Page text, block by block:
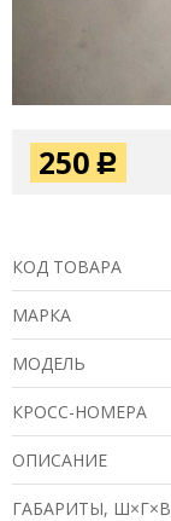
250 Р
КОД ТОВАРА
МАРКА
МОДЕЛЬ
КРОСС-НОМЕРА
ОПИСАНИЕ
ГАБАРИТЫ, Ш×Г×В